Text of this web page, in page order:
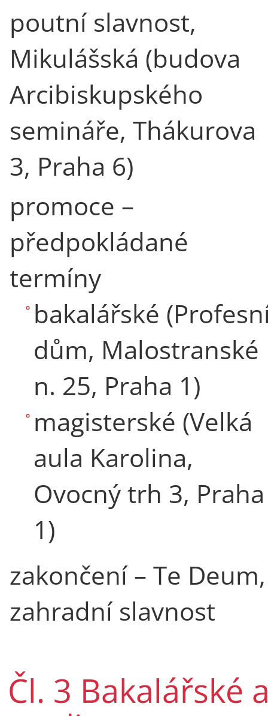
poutní slavnost,
Mikulášská (budova
Arcibiskupského
semináře, Thákurova
3, Praha 6)
promoce –
předpokládané
termíny
bakalářské
dům, Malostranské
n. 25, Praha 1)
magisterské (Velká
aula Karolina,
Ovocný trh 3, Praha
1)
zakončení – Te Deum,
zahradní slavnost
Čl. 3 Bakalářské